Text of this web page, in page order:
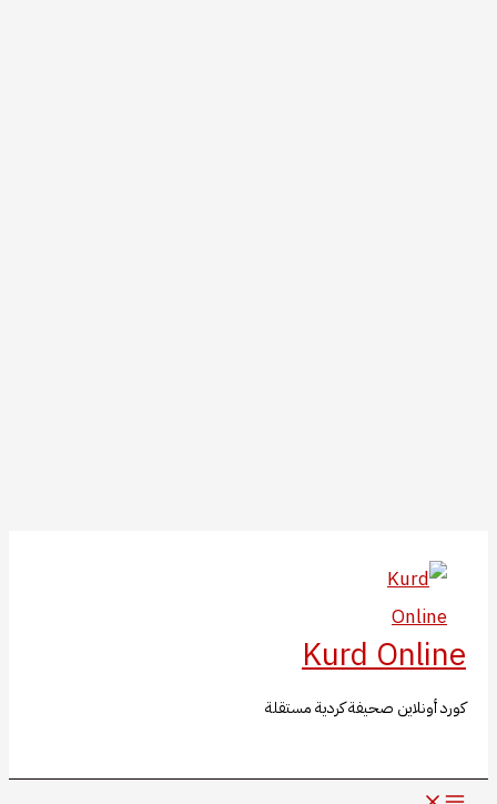
المحتوى
Kurd Online
كورد أونلاين صحيفة كردية مستقلة